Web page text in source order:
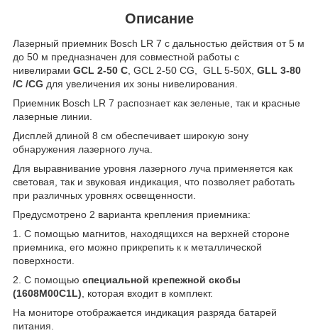
Описание
Лазерный приемник Bosch LR 7 с дальностью действия от 5 м
до 50 м предназначен для совместной работы с
нивелирами GCL 2-50 C, GCL 2-50 CG, GLL 5-50X, GLL 3-80
/C /CG для увеличения их зоны нивелирования.
Приемник Bosch LR 7 распознает как зеленые, так и красные
лазерные линии.
Дисплей длиной 8 см обеспечивает широкую зону
обнаружения лазерного луча.
Для выравнивание уровня лазерного луча применяется как
световая, так и звуковая индикация, что позволяет работать
при различных уровнях освещенности.
Предусмотрено 2 варианта крепления приемника:
1. С помощью магнитов, находящихся на верхней стороне
приемника, его можно прикрепить к к металлической
поверхности.
2. С помощью специальной крепежной скобы
(1608M00C1L), которая входит в комплект.
На мониторе отображается индикация разряда батарей
питания.